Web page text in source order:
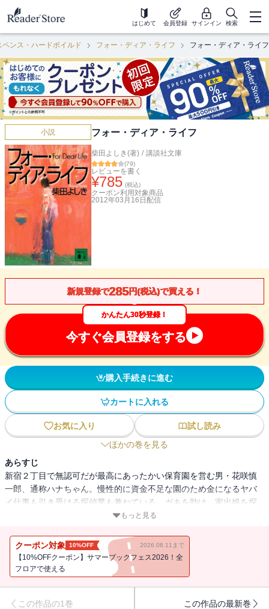
はじめて 会員登録 サインイン 検索
ンス・ハードボイルド フォー・ディア・ライフ フォー・ディア・ライフ
小説 フォー・ディア・ライフ
柴田よしき(著) / 講談社文庫
(79)
レビューを書く
¥785 (税込)
クーポン利用対象商品
2012年03月16日 配信
新規登録で285円(税込)で買える！
かんたん30秒登録！
今すぐ会員登録をする
購入手続きに進む
カートに入れる
お気に入り
試し読み
ほかの巻を見る
あらすじ
新宿２丁目で無認可だが最高にあったかい保育園を営む男・花咲慎
一郎、通称ハナちゃん。慢性的に資金不足な園のため金になるヤバ
イ仕事も引き受ける探偵業も兼ねている。ガキを助け、家出娘を探
すうちに巻きこまれた事件の真相は、あまりにも切なかった……。
もっと見る
クーポン対象 10%OFF 2026.08.11まで
【10%OFFクーポン】サマーブックフェス2026！全
フロアで使える
この作品の1巻 この作品の最新巻